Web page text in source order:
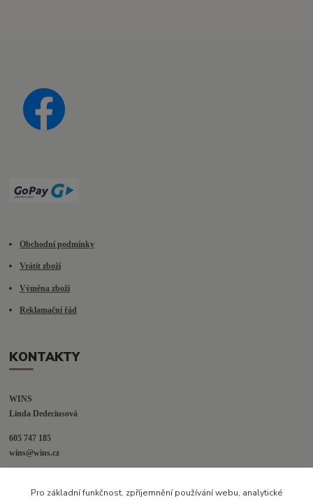
Obchodní podmínky
Vrátit zboží
Výměna zboží
Reklamační řád
KONTAKTY
WINS
Linda Dedeciusová
605 747 185
wins@wins.cz
Šenov u N. Jičína
Pro základní funkčnost, zpříjemnění používání webu, analytické